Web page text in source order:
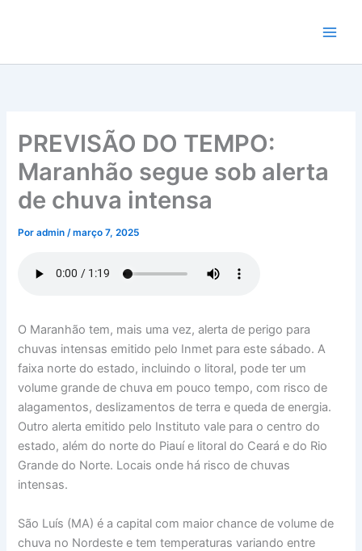
conteúdo
PREVISÃO DO TEMPO:
Maranhão segue sob alerta
de chuva intensa
Poradmin/março 7, 2025
O Maranhão tem, mais uma vez, alerta de perigo para
chuvas intensas emitido pelo Inmet para este sábado. A
faixa norte do estado, incluindo o litoral, pode ter um
volume grande de chuva em pouco tempo, com risco de
alagamentos, deslizamentos de terra e queda de energia.
Outro alerta emitido pelo Instituto vale para o centro do
estado, além do norte do Piauí e litoral do Ceará e do Rio
Grande do Norte. Locais onde há risco de chuvas
intensas.
São Luís (MA) é a capital com maior chance de volume de
chuva no Nordeste e tem temperaturas variando entre